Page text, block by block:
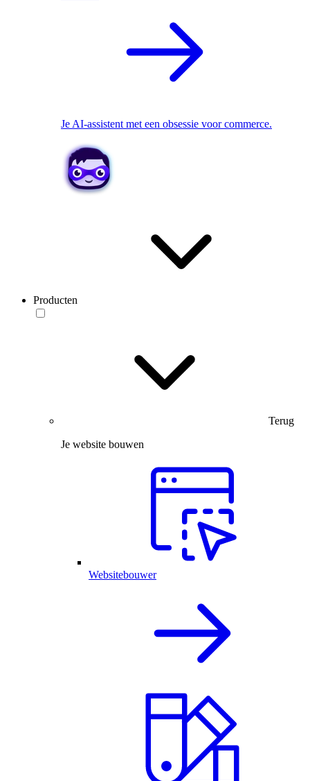
Je AI-assistent met een obsessie voor commerce.
Producten
Terug
Je website bouwen
Websitebouwer